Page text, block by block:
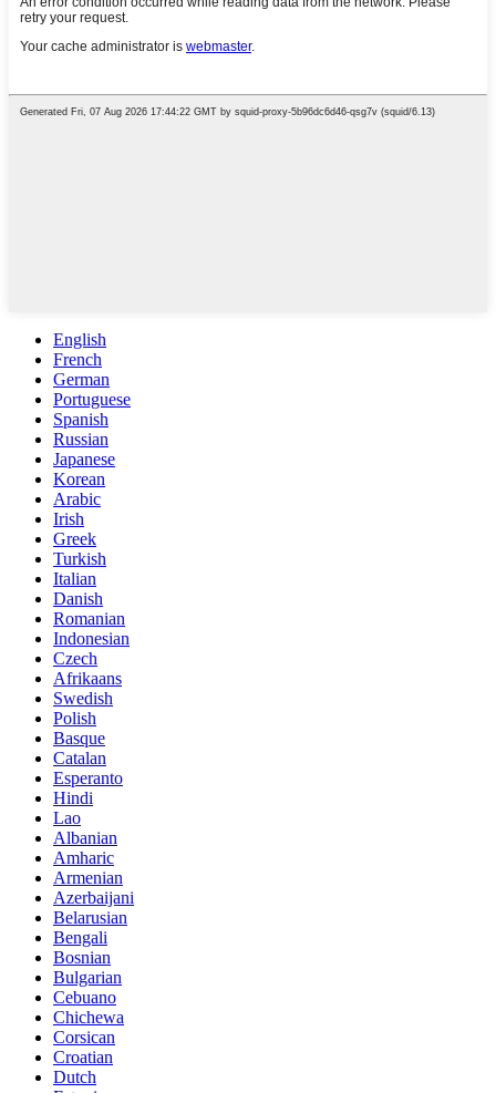
English
French
German
Portuguese
Spanish
Russian
Japanese
Korean
Arabic
Irish
Greek
Turkish
Italian
Danish
Romanian
Indonesian
Czech
Afrikaans
Swedish
Polish
Basque
Catalan
Esperanto
Hindi
Lao
Albanian
Amharic
Armenian
Azerbaijani
Belarusian
Bengali
Bosnian
Bulgarian
Cebuano
Chichewa
Corsican
Croatian
Dutch